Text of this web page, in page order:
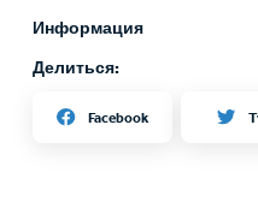
Информация
Делиться:
Facebook